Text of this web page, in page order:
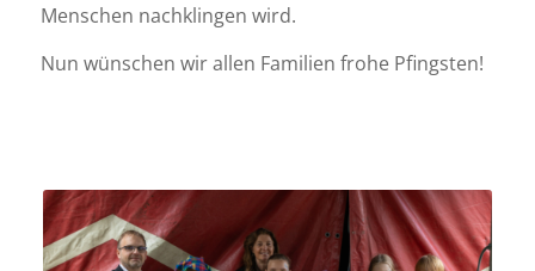
Menschen nachklingen wird.
Nun wünschen wir allen Familien frohe Pfingsten!